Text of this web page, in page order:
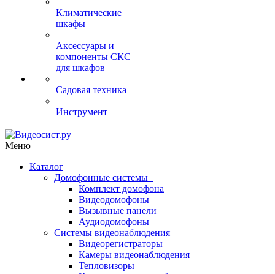
Климатические
шкафы
Аксессуары и
компоненты СКС
для шкафов
Садовая техника
Инструмент
Меню
Каталог
Домофонные системы
Комплект домофона
Видеодомофоны
Вызывные панели
Аудиодомофоны
Системы видеонаблюдения
Видеорегистраторы
Камеры видеонаблюдения
Тепловизоры